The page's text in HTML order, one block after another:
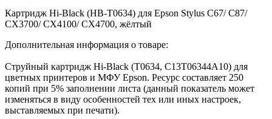
Картридж Hi-Black (HB-T0634) для Epson Stylus C67/ C87/
CX3700/ CX4100/ CX4700, жёлтый
Дополнительная информация о товаре:
Струйный картридж Hi-Black (T0634, C13T06344A10) для
цветных принтеров и МФУ Epson. Ресурс составляет 250
копий при 5% заполнении листа (данный показатель может
изменяться в виду особенностей тех или иных настроек,
выставляемых при печати).